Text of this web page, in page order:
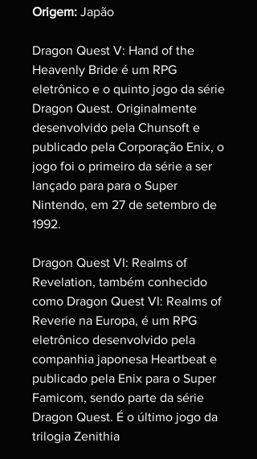
Origem: Japão
Dragon Quest V: Hand of the
Heavenly Bride é um RPG
eletrônico e o quinto jogo da série
Dragon Quest. Originalmente
desenvolvido pela Chunsoft e
publicado pela Corporação Enix, o
jogo foi o primeiro da série a ser
lançado para para o Super
Nintendo, em 27 de setembro de
1992.
Dragon Quest VI: Realms of
Revelation, também conhecido
como Dragon Quest VI: Realms of
Reverie na Europa, é um RPG
eletrônico desenvolvido pela
companhia japonesa Heartbeat e
publicado pela Enix para o Super
Famicom, sendo parte da série
Dragon Quest. É o último jogo da
trilogia Zenithia